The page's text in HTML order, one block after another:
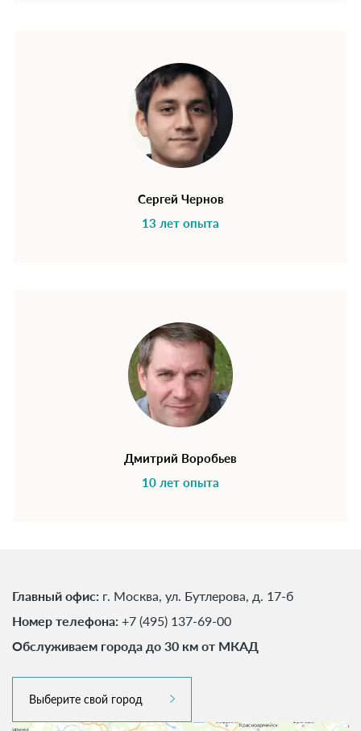
Сергей Чернов
13 лет опыта
Дмитрий Воробьев
10 лет опыта
Главный офис: г. Москва, ул. Бутлерова, д. 17-б
Номер телефона: +7 (495) 137-69-00
Обслуживаем города до 30 км от МКАД
Выберите свой город